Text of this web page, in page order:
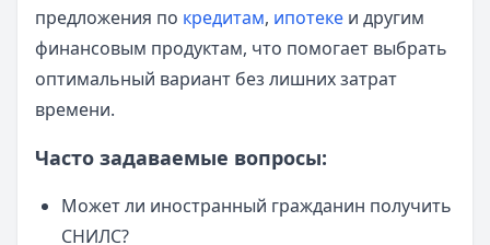
предложения по кредитам, ипотеке и другим
финансовым продуктам, что помогает выбрать
оптимальный вариант без лишних затрат
времени.
Часто задаваемые вопросы:
Может ли иностранный гражданин получить
СНИЛС?